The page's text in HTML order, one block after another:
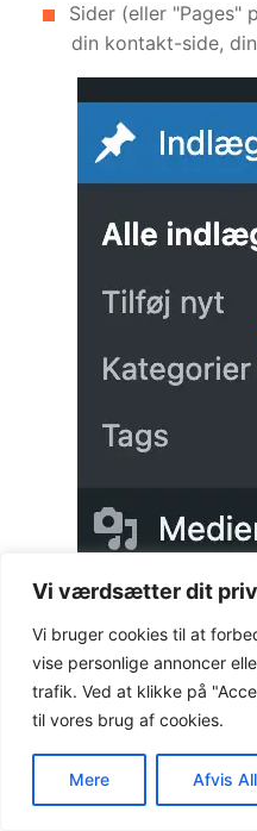
Vi værdsætter dit
Vi bruger cookies til at
vise personlige annoncer
trafik. Ved at klikke på
til vores brug af cookies.
Mere Afvis
Sider (eller "Pages"
din kontakt-side,
Introducer dig selv:
dig selv (hvis det er
du vil skrive om.
Strukturer dit